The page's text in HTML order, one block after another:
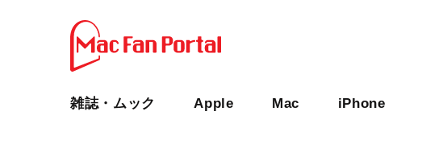
雑誌・ムック Apple Mac iPhone